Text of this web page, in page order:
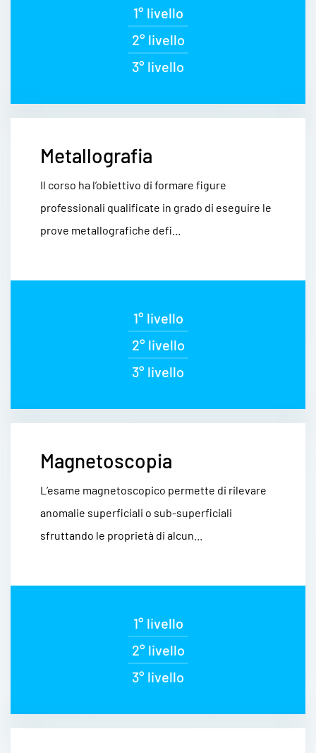
1° livello
2° livello
3° livello
Metallografia
Il corso ha l’obiettivo di formare figure
professionali qualificate in grado di eseguire le
prove metallografiche defi...
1° livello
2° livello
3° livello
Magnetoscopia
L’esame magnetoscopico permette di rilevare
anomalie superficiali o sub-superficiali
sfruttando le proprietà di alcun...
1° livello
2° livello
3° livello